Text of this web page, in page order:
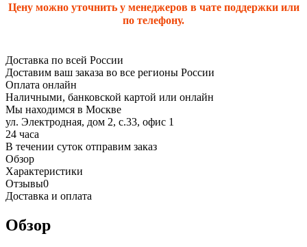
Цену можно уточнить у менеджеров в чате поддержки или
по телефону.
Доставка по всей России
Доставим ваш заказа во все регионы России
Оплата онлайн
Наличными, банковской картой или онлайн
Мы находимся в Москве
ул. Электродная, дом 2, с.33, офис 1
24 часа
В течении суток отправим заказ
Обзор
Характеристики
Отзывы0
Доставка и оплата
Обзор